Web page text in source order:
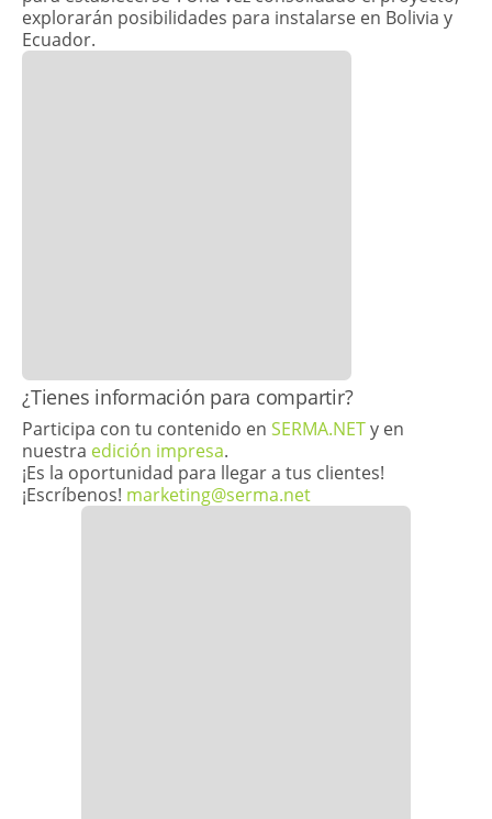
explorarán posibilidades para instalarse en Bolivia y
Ecuador.
​¿Tienes información para compartir?
Participa con tu contenido en SERMA.NETy en
nuestra edición impresa.
¡Es la oportunidad para llegar a tus clientes!
¡Escríbenos! marketing@serma.net